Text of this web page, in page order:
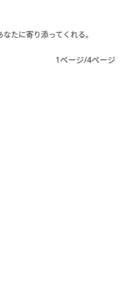
たに寄り添ってくれる。
1ページ/4ページ